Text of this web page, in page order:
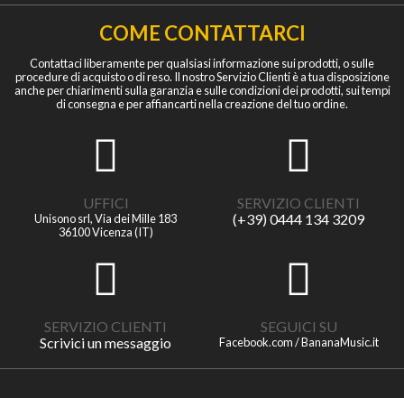
COME CONTATTARCI
Contattaci liberamente per qualsiasi informazione sui prodotti, o sulle
procedure di acquisto o di reso. Il nostro Servizio Clienti è a tua disposizione
anche per chiarimenti sulla garanzia e sulle condizioni dei prodotti, sui tempi
di consegna e per affiancarti nella creazione del tuo ordine.
UFFICI
Unisono srl, Via dei Mille 183
36100 Vicenza (IT)
SERVIZIO CLIENTI
(+39) 0444 134 3209
SERVIZIO CLIENTI
Scrivici un messaggio
SEGUICI SU
Facebook.com / BananaMusic.it